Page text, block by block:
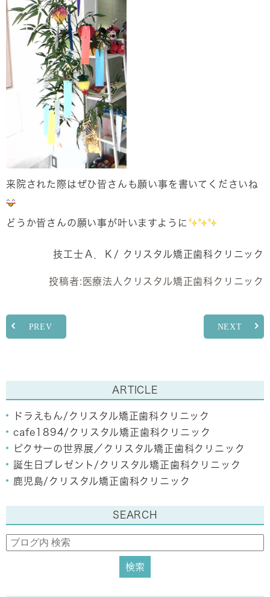
来院された際はぜひ皆さんも願い事を書いてくださいね
どうか皆さんの願い事が叶いますように
技工士Ａ．Ｋ/ クリスタル矯正歯科クリニック
投稿者: 医療法人クリスタル矯正歯科クリニック
PREV NEXT
ARTICLE
ドラえもん/クリスタル矯正歯科クリニック
cafe1894/クリスタル矯正歯科クリニック
ピクサーの世界展／クリスタル矯正歯科クリニック
誕生日プレゼント/クリスタル矯正歯科クリニック
鹿児島/クリスタル矯正歯科クリニック
SEARCH